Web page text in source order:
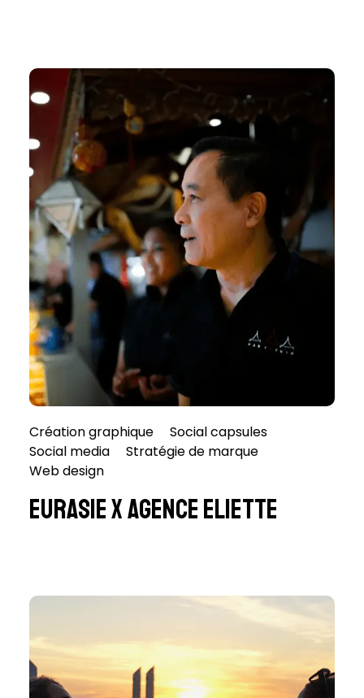
Création graphique
Social capsules
Social media
Stratégie de marque
Web design
Eurasie x Agence Eliette